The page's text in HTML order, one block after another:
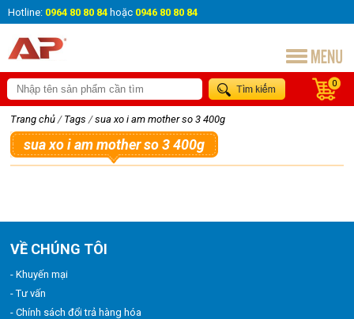
Hotline: 0964 80 80 84 hoặc 0946 80 80 84
0
Trang chủ / Tags / sua xo i am mother so 3 400g
sua xo i am mother so 3 400g
VỀ CHÚNG TÔI
- Khuyến mại
- Tư vấn
- Chính sách đổi trả hàng hóa